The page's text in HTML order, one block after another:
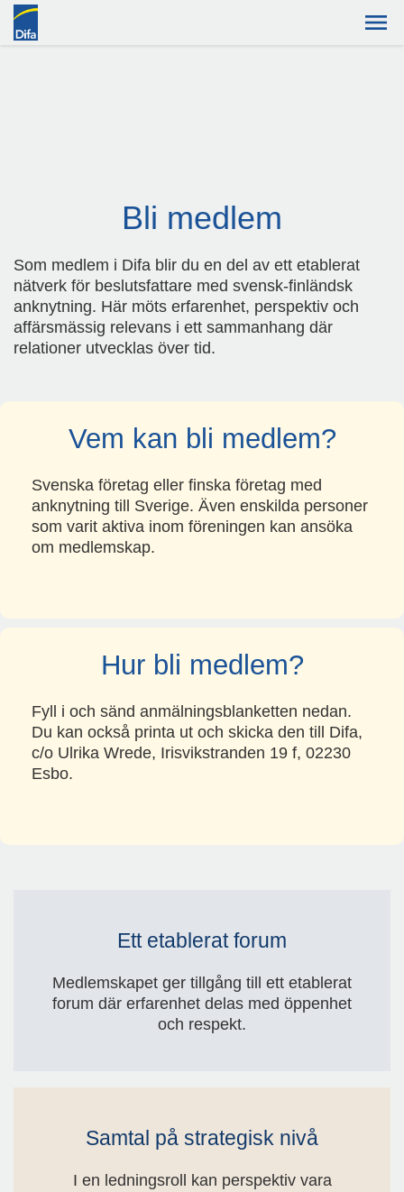
Bli medlem
Som medlem i Difa blir du en del av ett etablerat
nätverk för beslutsfattare med svensk-finländsk
anknytning. Här möts erfarenhet, perspektiv och
affärsmässig relevans i ett sammanhang där
relationer utvecklas över tid.
Vem kan bli medlem?
Svenska företag eller finska företag med
anknytning till Sverige. Även enskilda personer
som varit aktiva inom föreningen kan ansöka
om medlemskap.
Hur bli medlem?
Fyll i och sänd anmälningsblanketten nedan.
Du kan också printa ut och skicka den till Difa,
c/o Ulrika Wrede, Irisvikstranden 19 f, 02230
Esbo.
Ett etablerat forum
Medlemskapet ger tillgång till ett etablerat
forum där erfarenhet delas med öppenhet
och respekt.
Samtal på strategisk nivå
I en ledningsroll kan perspektiv vara